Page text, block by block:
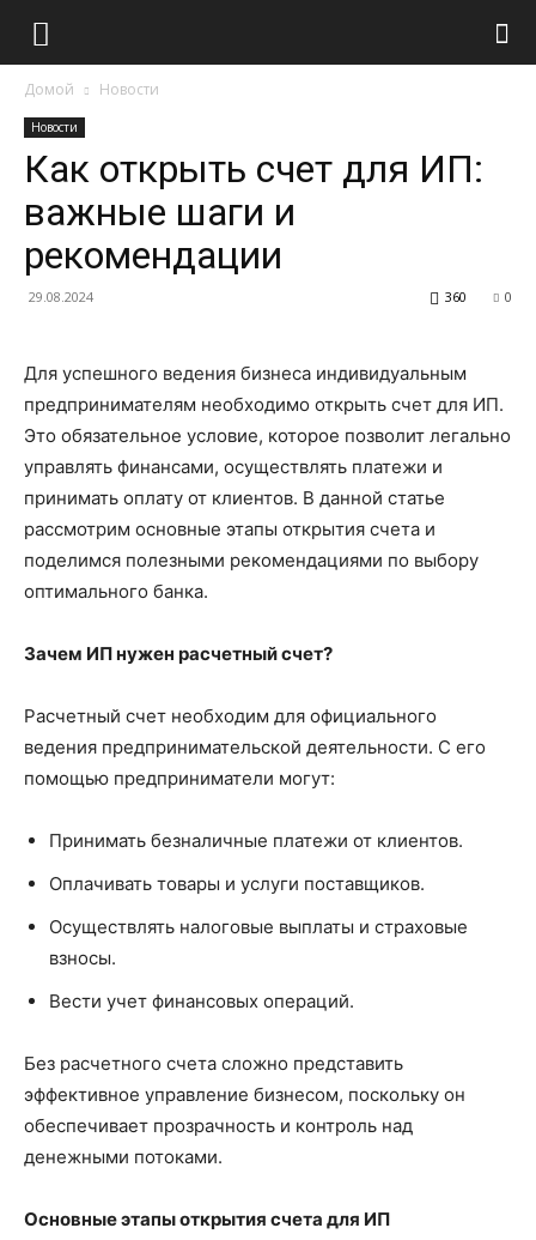
Домой Новости
Новости
Как открыть счет для ИП:
важные шаги и
рекомендации
29.08.2024 0
360
Для успешного ведения бизнеса индивидуальным
предпринимателям необходимо открыть счет для ИП.
Это обязательное условие, которое позволит легально
управлять финансами, осуществлять платежи и
принимать оплату от клиентов. В данной статье
рассмотрим основные этапы открытия счета и
поделимся полезными рекомендациями по выбору
оптимального банка.
Зачем ИП нужен расчетный счет?
Расчетный счет необходим для официального
ведения предпринимательской деятельности. С его
помощью предприниматели могут:
Принимать безналичные платежи от клиентов.
Оплачивать товары и услуги поставщиков.
Осуществлять налоговые выплаты и страховые
взносы.
Вести учет финансовых операций.
Без расчетного счета сложно представить
эффективное управление бизнесом, поскольку он
обеспечивает прозрачность и контроль над
денежными потоками.
Основные этапы открытия счета для ИП